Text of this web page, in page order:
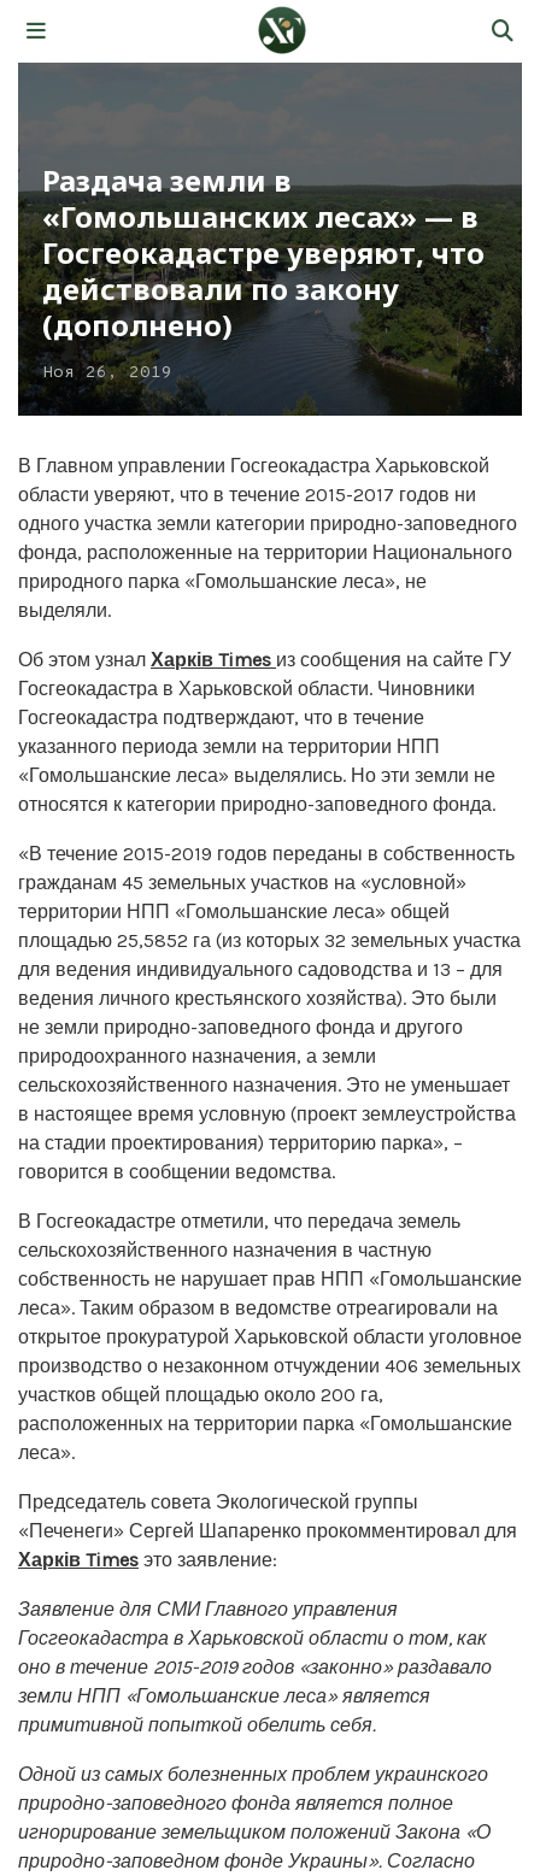
Раздача земли в
«Гомольшанских лесах» — в
Госгеокадастре уверяют, что
действовали по закону
(дополнено)
Ноя 26, 2019
В Главном управлении Госгеокадастра Харьковской
области уверяют, что в течение 2015-2017 годов ни
одного участка земли категории природно-заповедного
фонда, расположенные на территории Национального
природного парка «Гомольшанские леса», не
выделяли.
Об этом узнал Харків Times из сообщения на сайте ГУ
Госгеокадастра в Харьковской области. Чиновники
Госгеокадастра подтверждают, что в течение
указанного периода земли на территории НПП
«Гомольшанские леса» выделялись. Но эти земли не
относятся к категории природно-заповедного фонда.
«В течение 2015-2019 годов переданы в собственность
гражданам 45 земельных участков на «условной»
территории НПП «Гомольшанские леса» общей
площадью 25,5852 га (из которых 32 земельных участка
для ведения индивидуального садоводства и 13 – для
ведения личного крестьянского хозяйства). Это были
не земли природно-заповедного фонда и другого
природоохранного назначения, а земли
сельскохозяйственного назначения. Это не уменьшает
в настоящее время условную (проект землеустройства
на стадии проектирования) территорию парка», –
говорится в сообщении ведомства.
В Госгеокадастре отметили, что передача земель
сельскохозяйственного назначения в частную
собственность не нарушает прав НПП «Гомольшанские
леса». Таким образом в ведомстве отреагировали на
открытое прокуратурой Харьковской области уголовное
производство о незаконном отчуждении 406 земельных
участков общей площадью около 200 га,
расположенных на территории парка «Гомольшанские
леса».
Председатель совета Экологической группы
«Печенеги» Сергей Шапаренко прокомментировал для
Харків Times это заявление:
Заявление для СМИ Главного управления
Госгеокадастра в Харьковской области о том, как
оно в течение 2015-2019 годов «законно» раздавало
земли НПП «Гомольшанские леса» является
примитивной попыткой обелить себя.
Одной из самых болезненных проблем украинского
природно-заповедного фонда является полное
игнорирование земельщиком положений Закона «О
природно-заповедном фонде Украины». Согласно